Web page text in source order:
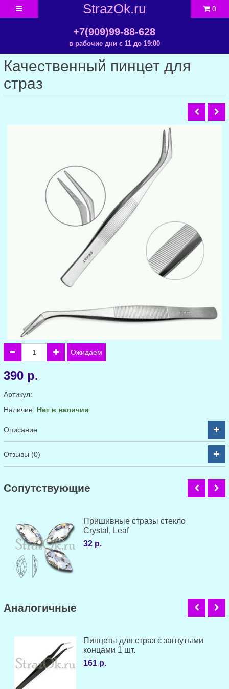
StrazOk.ru
+7(909)99-88-628
в рабочие дни с 11 до 19:00
0
Качественный пинцет для
страз
Ожидаем
390 р.
Артикул:
Наличие: Нет в наличии
Описание
Отзывы (0)
Cопутствующие
Пришивные стразы стекло
Crystal, Leaf
32 р.
Аналогичные
Пинцеты для страз с загнутыми
концами 1 шт.
161 р.